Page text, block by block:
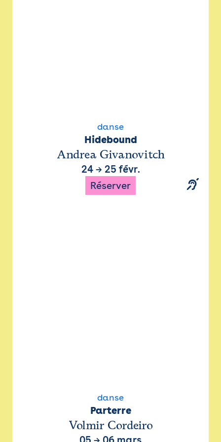
danse
Hidebound
Andrea Givanovitch
24→ 25 févr.
Réserver
danse
Parterre
Volmir Cordeiro